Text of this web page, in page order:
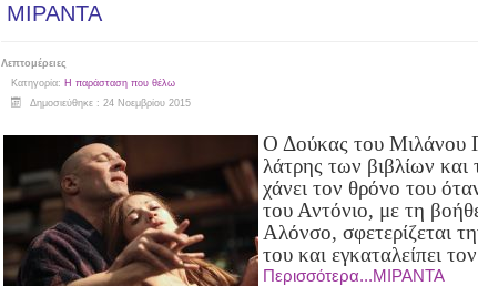
ΜΙΡΑΝΤΑ
Λεπτομέρειες
Κατηγορία: Η παράσταση που θέλω
Δημοσιεύθηκε : 24 Νοεμβρίου 2015
Ο Δούκας του Μιλάνου
λάτρης των βιβλίων και
χάνει τον θρόνο του
του Αντόνιο, με τη
Αλόνσο, σφετερίζεται
του και εγκαταλείπει τον
Περισσότερα...ΜΙΡΑΝΤΑ